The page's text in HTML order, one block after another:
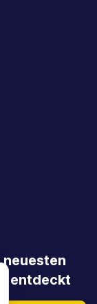
neuesten
entdeckt